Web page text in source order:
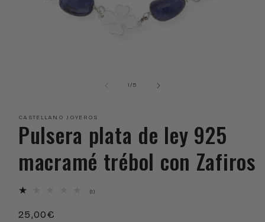
ventana
modal
1/de
5
CASTELLANO JOYEROS
Pulsera plata de ley 925
macramé trébol con Zafiros
(1)
Precio
25,00€